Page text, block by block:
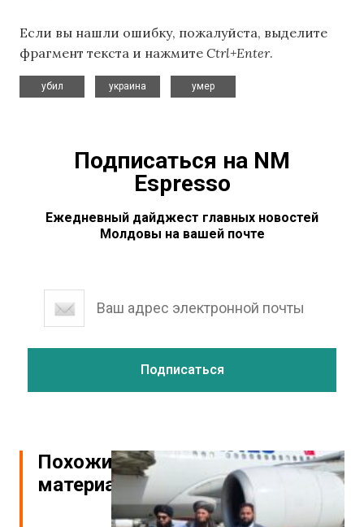
Если вы нашли ошибку, пожалуйста, выделите
фрагмент текста и нажмите Ctrl+Enter.
убил
украина
умер
Подписаться на NM
Espresso
Ежедневный дайджест главных новостей
Молдовы на вашей почте
Похожие
материалы